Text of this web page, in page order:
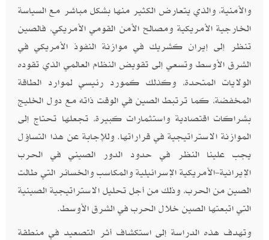
والأمنية، والذي يتعارض الكثير منها بشكل مباشر مع السياسة
الخارجية الأمريكية ومصالح الأمن القومي الأمريكي، فالصين
تنظر إلى إيران كشريك في موازنة النفوذ الأمريكي في
الشرق الأوسط وتسعي إلى تقويض النظام العالمي الذي تقوده
الولايات المتحدة، وكذلك كمورد رئيسي لموارد الطاقة
المخفضة، كما ترتبط الصين في الوقت ذاته مع دول الخليج
بشراكات اقتصادية واستثمارات كبيرة، تجعلها تحتاج إلى
الموازنة الاستراتيجية في قراراتها. وللإجابة عن هذا التساؤل
يجب علينا النظر في حدود الدور الصيني في الحرب
الإيرانية-الأمريكية الإسرائيلية والمكاسب والخسائر التي طالت
الصين من الحرب، وذلك من أجل تحليل الاستراتيجية الصينية
التي اتبعتها الصين خلال الحرب في الشرق الأوسط.
وتهدف هذه الدراسة إلى استكشاف أثر التصعيد في منطقة